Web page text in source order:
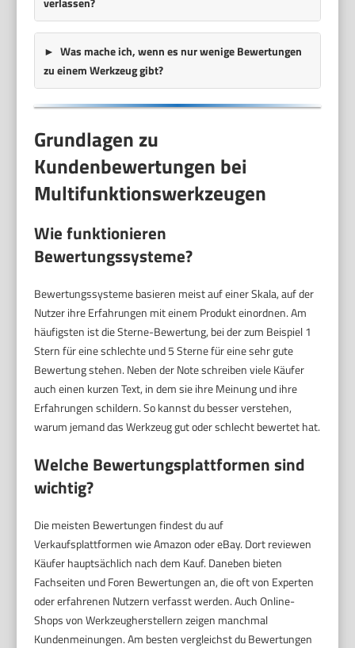
Was mache ich, wenn es nur wenige Bewertungen
zu einem Werkzeug gibt?
Grundlagen zu
Kundenbewertungen bei
Multifunktionswerkzeugen
Wie funktionieren
Bewertungssysteme?
Bewertungssysteme basieren meist auf einer Skala, auf der
Nutzer ihre Erfahrungen mit einem Produkt einordnen. Am
häufigsten ist die Sterne-Bewertung, bei der zum Beispiel 1
Stern für eine schlechte und 5 Sterne für eine sehr gute
Bewertung stehen. Neben der Note schreiben viele Käufer
auch einen kurzen Text, in dem sie ihre Meinung und ihre
Erfahrungen schildern. So kannst du besser verstehen,
warum jemand das Werkzeug gut oder schlecht bewertet hat.
Welche Bewertungsplattformen sind
wichtig?
Die meisten Bewertungen findest du auf
Verkaufsplattformen wie Amazon oder eBay. Dort reviewen
Käufer hauptsächlich nach dem Kauf. Daneben bieten
Fachseiten und Foren Bewertungen an, die oft von Experten
oder erfahrenen Nutzern verfasst werden. Auch Online-
Shops von Werkzeugherstellern zeigen manchmal
Kundenmeinungen. Am besten vergleichst du Bewertungen